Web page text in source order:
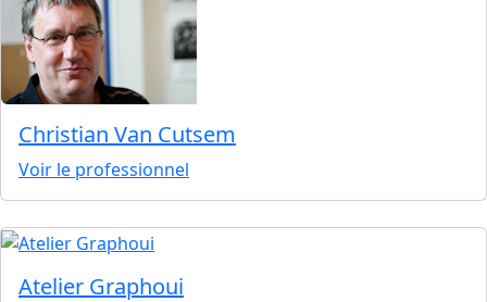
Christian Van Cutsem
Voir le professionnel
Atelier Graphoui